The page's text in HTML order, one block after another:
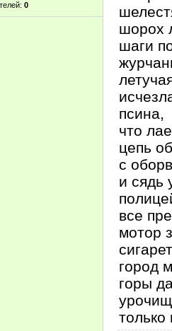
0
шорох
шаги
псина,
что
цепь
с
и сядь
все
мотор
город
горы
только